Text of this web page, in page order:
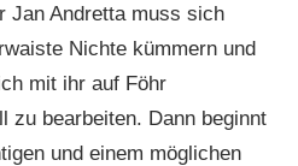
Jan Andretta muss sich
Nichte kümmern und
mit ihr auf Föhr
zu bearbeiten. Dann beginnt
und einem möglichen